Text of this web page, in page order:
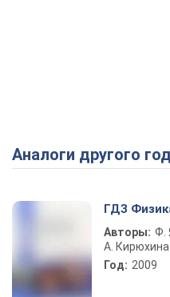
Аналоги другого
ГДЗ
Авторы: Ф.
А. Кирюхина
Год: 2009